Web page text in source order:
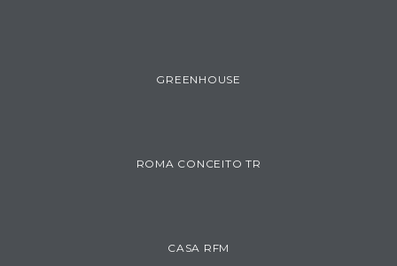
GREENHOUSE
ROMA CONCEITO TR
CASA RFM